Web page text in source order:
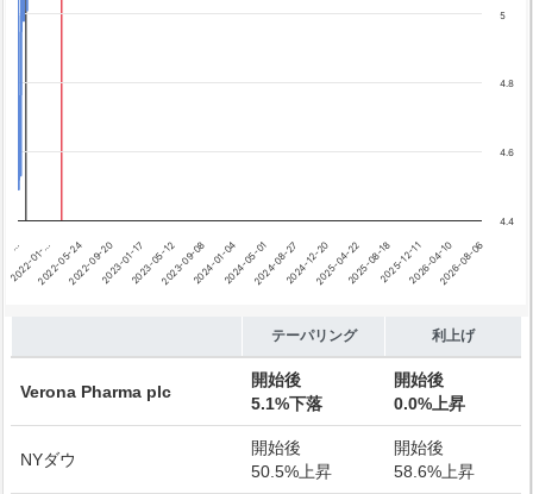
利上げ開始
…
2022-01-…2022-05-242022-09-202023-01-172023-05-122023-09-082024-01-042024-05-012024-08-272024-12-202025-04-222025-08-182025-12-112026-04-102026-08-06
4.4
4.6
4.8
5
テーパリング 利上げ
Verona Pharma plc
開始後
5.1%下落
開始後
0.0%上昇
NYダウ
開始後
50.5%上昇
開始後
58.6%上昇